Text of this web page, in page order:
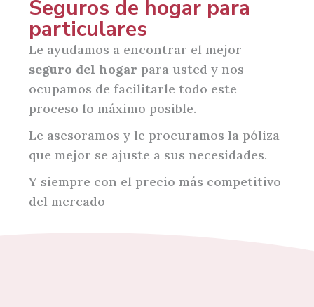
Seguros de hogar para
particulares
Le ayudamos a encontrar el mejor
seguro del hogar para usted y nos
ocupamos de facilitarle todo este
proceso lo máximo posible.
Le asesoramos y le procuramos la póliza
que mejor se ajuste a sus necesidades.
Y siempre con el precio más competitivo
del mercado